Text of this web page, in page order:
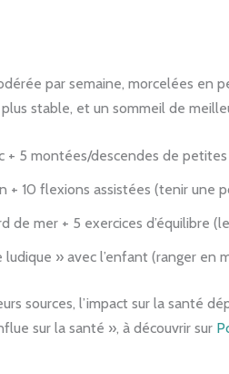
par semaine, morcelées en
stable, et un sommeil de
+ 5 montées/descendes de petites
+ 10 flexions assistées (tenir une
de mer + 5 exercices d’équilibre
» avec l’enfant (ranger en
sources, l’impact sur la santé
sur la santé », à découvrir sur